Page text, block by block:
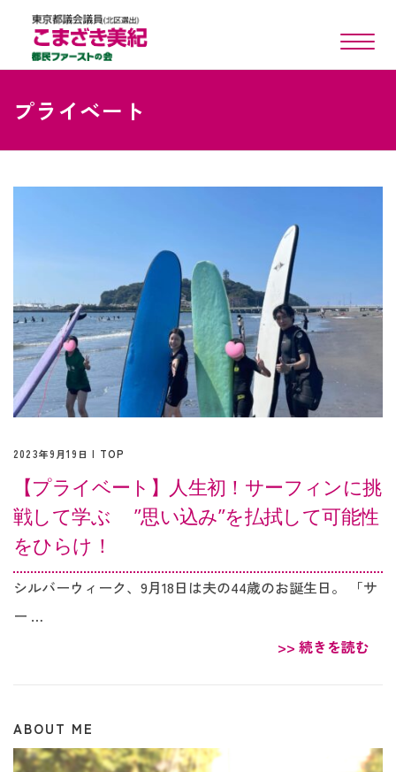
toggle
プライベート
2023年9月19日 | TOP
【プライベート】人生初！サーフィンに挑
戦して学ぶ ”思い込み”を払拭して可能性
をひらけ！
シルバーウィーク、9月18日は夫の44歳のお誕生日。 「サ
ー …
>> 続きを読む
ABOUT ME